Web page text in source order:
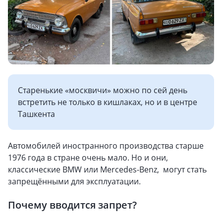
Старенькие «москвичи» можно по сей день
встретить не только в кишлаках, но и в центре
Ташкента
Автомобилей иностранного производства старше
1976 года в стране очень мало. Но и они,
классические BMW или Mercedes-Benz, могут стать
запрещёнными для эксплуатации.
Почему вводится запрет?